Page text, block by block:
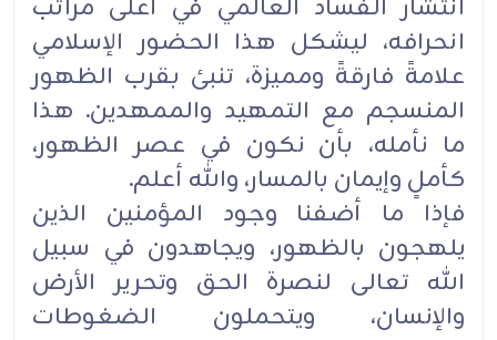
انتشار الفساد العالمي في أعلى مراتب
انحرافه، ليشكل هذا الحضور الإسلامي
علامةً فارقةً ومميزة، تنبئ بقرب الظهور
المنسجم مع التمهيد والممهدين. هذا
ما نأمله، بأن نكون في عصر الظهور،
كأملٍ وإيمان بالمسار، والله أعلم.
فإذا ما أضفنا وجود المؤمنين الذين
يلهجون بالظهور، ويجاهدون في سبيل
الله تعالى لنصرة الحق وتحرير الأرض
والإنسان، ويتحملون الضغوطات